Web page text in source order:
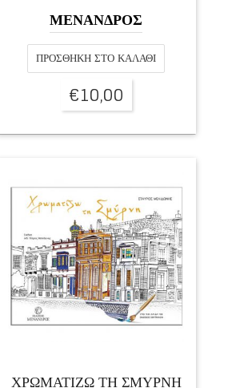
ΜΕΝΑΝΔΡΟΣ
ΠΡΟΣΘΉΚΗ ΣΤΟ ΚΑΛΆΘΙ
€10,00
ΧΡΩΜΑΤΙΖΩ ΤΗ ΣΜΥΡΝΗ